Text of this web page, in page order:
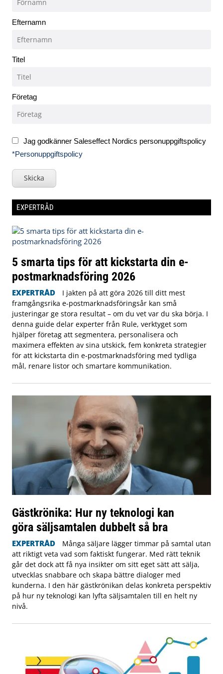
Efternamn
Titel
Företag
Jag godkänner Saleseffect Nordics personuppgiftspolicy
*Personuppgiftspolicy
Skicka
EXPERTRÅD
5 smarta tips för att kickstarta din e-
postmarknadsföring 2026
EXPERTRÅD
I jakten på att göra 2026 till ditt mest
framgångsrika e-postmarknadsföringsår kan små
justeringar ge stora resultat – om du vet var du ska börja. I
denna guide delar experter från Rule, verktyget som
hjälper företag att segmentera, personalisera och
maximera effekten av sina utskick, fem konkreta strategier
för att kickstarta din e-postmarknadsföring med tydliga
mål, renare listor och smartare kommunikation.
Gästkrönika: Hur ny teknologi kan
göra säljsamtalen dubbelt så bra
EXPERTRÅD
Många säljare lägger timmar på samtal utan
att riktigt veta vad som faktiskt fungerar. Med rätt teknik
går det dock att få nya insikter om sitt eget sätt att sälja,
utvecklas snabbare och skapa bättre dialoger med
kunderna. I den här gästkrönikan delas konkreta perspektiv
på hur ny teknologi kan lyfta säljsamtalen till en helt ny
nivå.